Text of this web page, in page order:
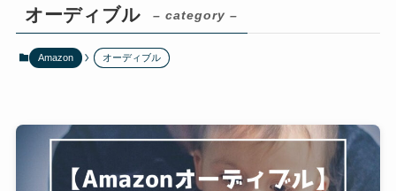
オーディブル – category –
Amazon オーディブル